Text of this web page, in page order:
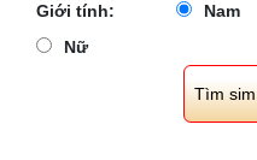
Giới tính:
Nam
Nữ